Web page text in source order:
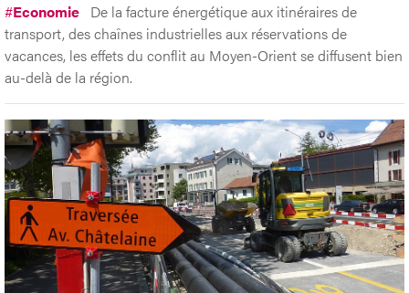
#Economie De la facture énergétique aux itinéraires de
transport, des chaînes industrielles aux réservations de
vacances, les effets du conflit au Moyen-Orient se diffusent bien
au-delà de la région.